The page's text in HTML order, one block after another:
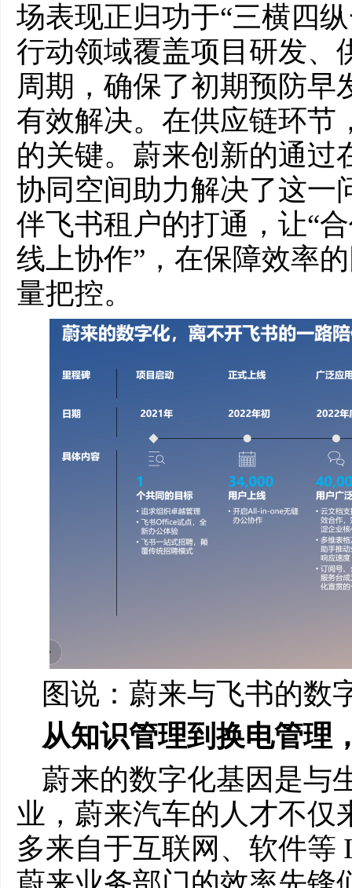
场表现正归功于“三横四
行动领域覆盖项目研发、
周期，确保了初期预防早
有效解决。在供应链环节
的关键。蔚来创新的通过
协同空间助力解决了这一
伴飞书租户的打通，让“
线上协作”，在保障效率
量把控。
图说：蔚来与飞书的数
从知识管理到换电管理
蔚来的数字化基因是与
业，蔚来汽车的人才不仅
多来自于互联网、软件等